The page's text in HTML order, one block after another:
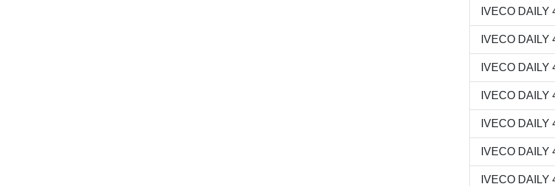
IVECO DAILY
IVECO DAILY
IVECO DAILY
IVECO DAILY
IVECO DAILY
IVECO DAILY
IVECO DAILY